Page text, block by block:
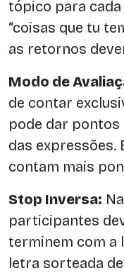
tópico para cada
“coisas que tu
as retornos
Modo de
de contar
pode dar pontos
das expressões.
contam mais
Stop Inversa:
participantes
terminem com a
letra sorteada